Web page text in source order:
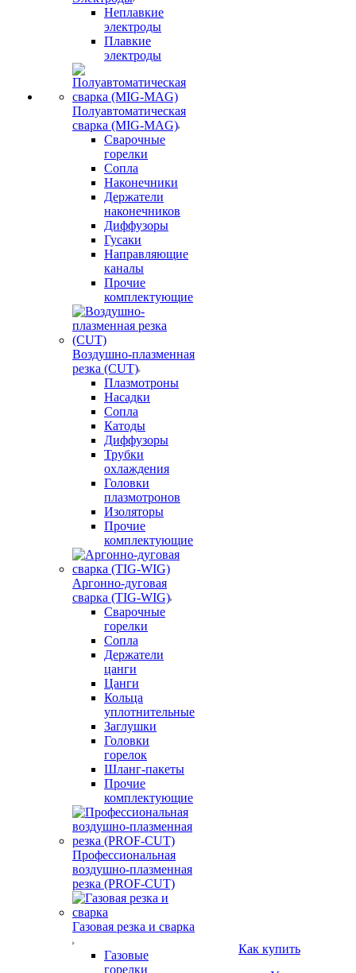
Неплавкие
электроды
Плавкие
электроды
Полуавтоматическая
сварка (MIG-MAG)
Сварочные
горелки
Сопла
Наконечники
Держатели
наконечников
Диффузоры
Гусаки
Направляющие
каналы
Прочие
комплектующие
Воздушно-плазменная
резка (CUT)
Плазмотроны
Насадки
Сопла
Катоды
Диффузоры
Трубки
охлаждения
Головки
плазмотронов
Изоляторы
Прочие
комплектующие
Аргонно-дуговая
сварка (TIG-WIG)
Сварочные
горелки
Сопла
Держатели
цанги
Цанги
Кольца
уплотнительные
Заглушки
Головки
горелок
Шланг-пакеты
Прочие
комплектующие
Профессиональная
воздушно-плазменная
резка (PROF-CUT)
Газовая резка и сварка
Газовые
горелки
Как купить